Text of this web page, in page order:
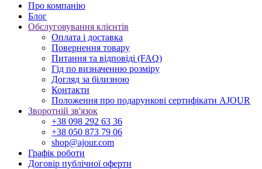
Про компанію
Блог
Обслуговування клієнтів
Оплата і доставка
Повернення товару
Питання та відповіді (FAQ)
Гід по визначенню розміру
Догляд за білизною
Контакти
Положення про подарункові сертифікати AJOUR
Зворотній зв'язок
+38 098 292 63 36
+38 050 873 79 06
shop@ajour.com
Графік роботи
Договір публічної оферти